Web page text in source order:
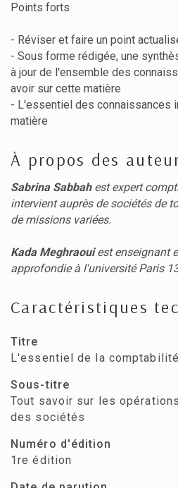
Points forts
- Réviser et faire un point
- Sous forme rédigée, une
à jour de l'ensemble des
avoir sur cette matière
- L'essentiel des connaissances
matière
À propos des
Sabrina Sabbahest expert
intervient auprès de sociétés de
de missions variées.
Kada Meghraouiest enseignant
approfondie à l'université Paris
Caractéristiques
Titre
L'essentiel de la
Sous-titre
Tout savoir sur les
des sociétés
Numéro d'édition
1re édition